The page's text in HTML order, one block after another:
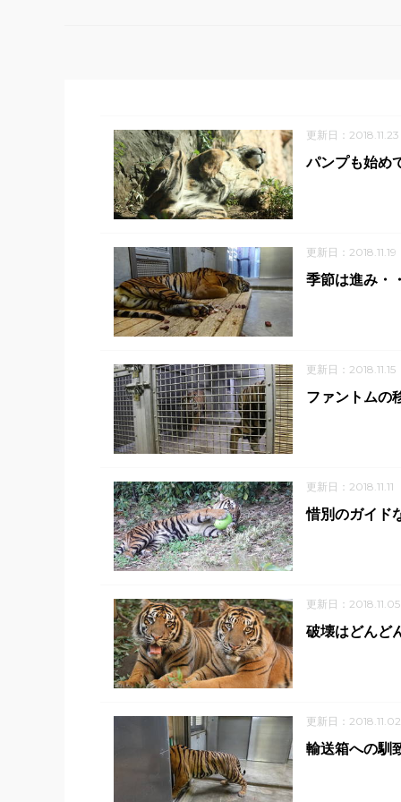
更新日：2018.11.23
パンプも始め
更新日：2018.11.19
季節は進み・
更新日：2018.11.15
ファントムの
更新日：2018.11.11
惜別のガイド
更新日：2018.11.05
破壊はどんど
更新日：2018.11.02
輸送箱への馴